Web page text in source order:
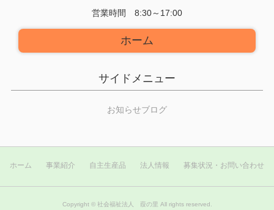
営業時間 8:30～17:00
ホーム
サイドメニュー
お知らせブログ
ホーム 事業紹介 自主生産品 法人情報 募集状況・お問い合わせ
Copyright © 社会福祉法人 葭の里 All rights reserved.